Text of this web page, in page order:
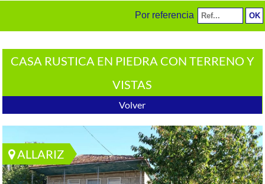
Por referencia
CASA RUSTICA EN PIEDRA CON TERRENO Y
VISTAS
Volver
ALLARIZ